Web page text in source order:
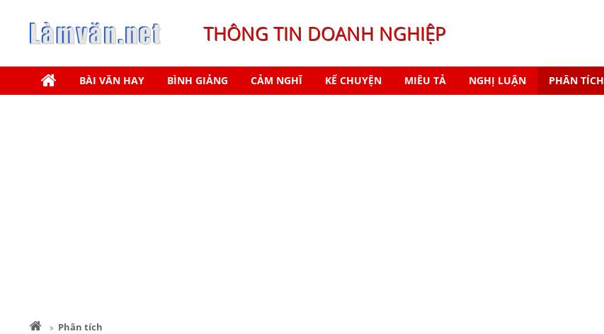
THÔNG TIN DOANH NGHIỆP
BÀI VĂN HAY BÌNH GIẢNG CẢM NGHĨ KỂ CHUYỆN MIÊU TẢ NGHỊ LUẬN PHÂN TÍCH
Phân tích